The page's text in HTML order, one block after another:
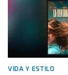
VIDA Y ESTILO